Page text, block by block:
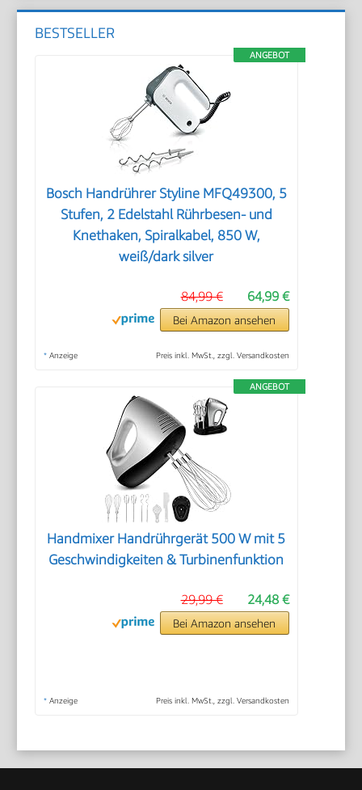
BESTSELLER
ANGEBOT
Bosch Handrührer Styline MFQ49300, 5
Stufen, 2 Edelstahl Rührbesen- und
Knethaken, Spiralkabel, 850 W,
weiß/dark silver
64,99 €
84,99 €
Bei Amazon ansehen
* Anzeige Preis inkl. MwSt., zzgl. Versandkosten
ANGEBOT
Handmixer Handrührgerät 500 W mit 5
Geschwindigkeiten & Turbinenfunktion
24,48 €
29,99 €
Bei Amazon ansehen
* Anzeige Preis inkl. MwSt., zzgl. Versandkosten